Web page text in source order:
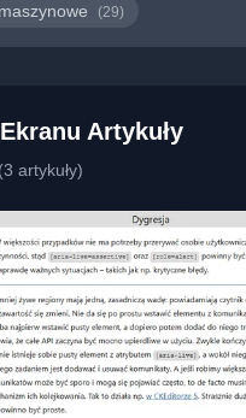
(29)
Artykuły
artykuły)